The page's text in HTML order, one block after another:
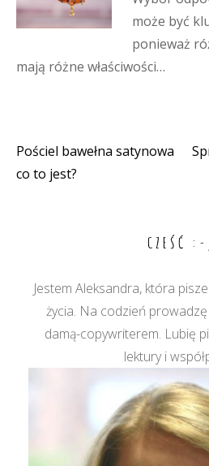
może być
ponieważ
mają różne właściwości…
Nawigacja
Pościel bawełna satynowa
co to jest?
CZEŚĆ
Jestem Aleksandra, która
życia. Na codzień
damą-copywriterem. Lubię
lektury i